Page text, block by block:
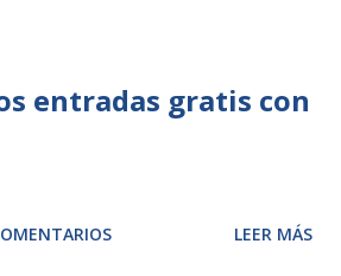
entradas gratis con
LEER MÁS